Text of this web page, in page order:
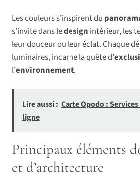
Les couleurs s’inspirent du
s’invite dans ledesign intérieur, les
leur douceur ou leur éclat. Chaque
luminaires, incarne la quête d’
l’environnement.
Lire aussi : Carte Opodo :
ligne
Principaux éléments
et d’architecture